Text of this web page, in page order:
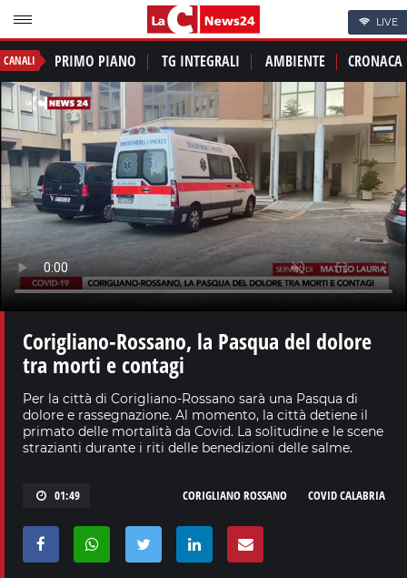
LIVE
CANALI PRIMO PIANO TG INTEGRALI AMBIENTE CRONACA
Corigliano-Rossano, la Pasqua del dolore
tra morti e contagi
Per la città di Corigliano-Rossano sarà una Pasqua di
dolore e rassegnazione. Al momento, la città detiene il
primato delle mortalità da Covid. La solitudine e le scene
strazianti durante i riti delle benedizioni delle salme.
01:49 COVID CALABRIA
CORIGLIANO ROSSANO